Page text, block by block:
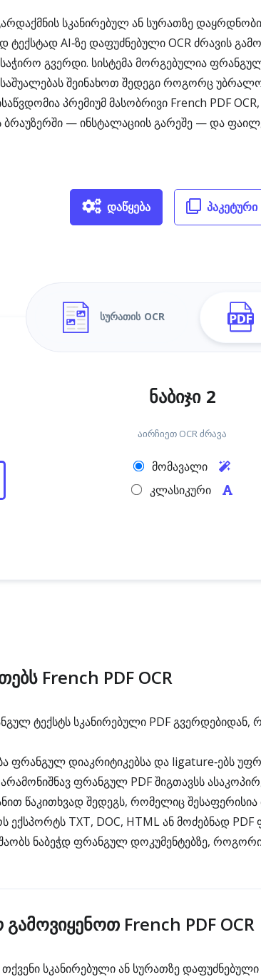
გარდაქმნის სკანირებულ ან სურათზე
ტექსტად AI‑ზე დაფუძნებული OCR ძრავის
საჭირო გვერდი. სისტემა მორგებულია
შეინახოთ შედეგი როგორც
პრემიუმ მასობრივი French PDF
ბრაუზერში — ინსტალაციის გარეშე — და
დაწყება პაკეტური
სურათის OCR
ნაბიჯი 2
აირჩიეთ OCR ძრავა
მომავალი
კლასიკური
French PDF OCR
ტექსტს სკანირებული PDF გვერდებიდან,
ფრანგულ დიაკრიტიკებსა და ligature‑ებს
ფრანგულ PDF შიგთავსს
წაკითხვად შედეგს, რომელიც შესაფერისია
ექსპორტს TXT, DOC, HTML ან მოძებნად
ნაბეჭდ ფრანგულ დოკუმენტებზე,
French PDF OCR
სკანირებული ან სურათზე